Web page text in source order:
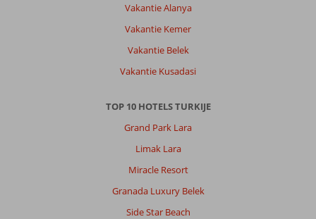
Vakantie Alanya
Vakantie Kemer
Vakantie Belek
Vakantie Kusadasi
TOP 10 HOTELS TURKIJE
Grand Park Lara
Limak Lara
Miracle Resort
Granada Luxury Belek
Side Star Beach